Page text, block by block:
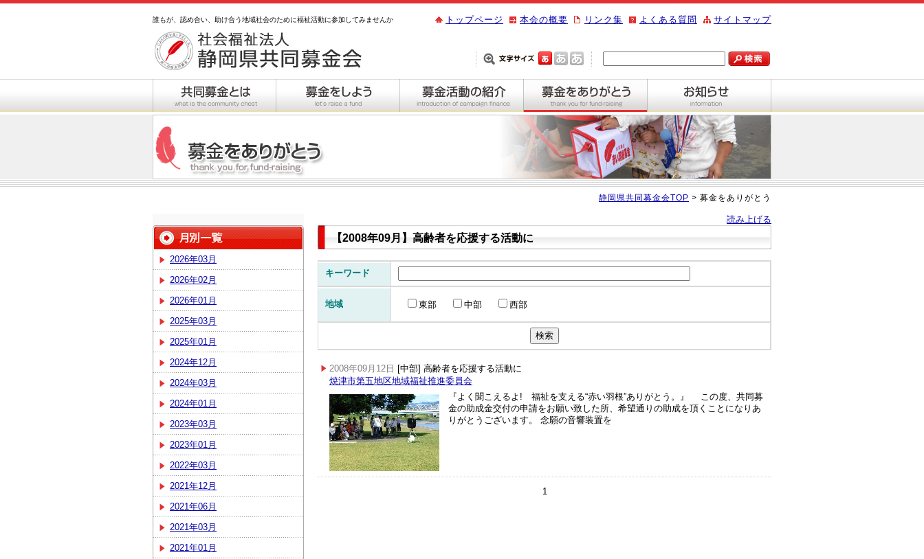
誰もが、認め合い、助け合う地域社会のために福祉活動に参加してみませんか サイトマップ
よくある質問
リンク集
本会の概要
トップページ
静岡県共同募金会TOP > 募金をありがとう
読み上げる
2026年03月
2026年02月
2026年01月
2025年03月
2025年01月
2024年12月
2024年03月
2024年01月
2023年03月
2023年01月
2022年03月
2021年12月
2021年06月
2021年03月
2021年01月
【2008年09月】高齢者を応援する活動に
キーワード
地域 東部 中部 西部
2008年09月12日 [中部] 高齢者を応援する活動に
焼津市第五地区地域福祉推進委員会
『よく聞こえるよ! 福祉を支える“赤い羽根”ありがとう。』 この度、共同募
金の助成金交付の申請をお願い致した所、希望通りの助成を頂くことになりあ
りがとうございます。 念願の音響装置を
1